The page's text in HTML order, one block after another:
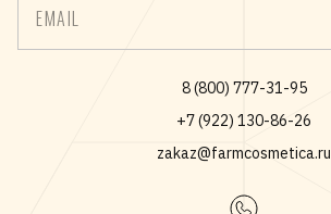
EMAIL
8 (800) 777-31-95
+7 (922) 130-86-26
zakaz@farmcosmetica.ru